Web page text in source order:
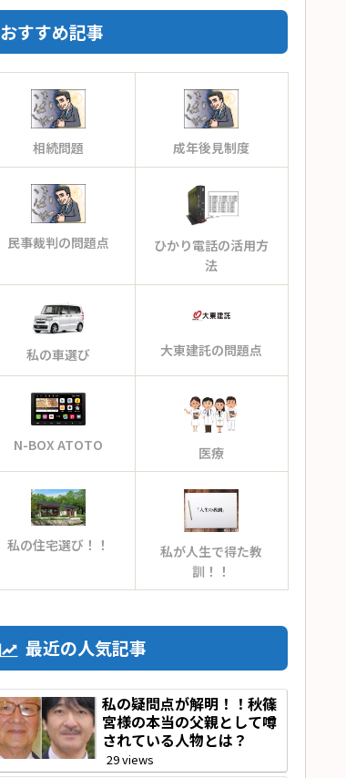
おすすめ記事
相続問題 成年後見制度
民事裁判の問題点
ひかり電話の活用方
法
私の車選び 大東建託の問題点
N-BOX ATOTO 医療
私の住宅選び！！
私が人生で得た教
訓！！
最近の人気記事
私の疑問点が解明！！秋篠
宮様の本当の父親として噂
されている人物とは？
29 views